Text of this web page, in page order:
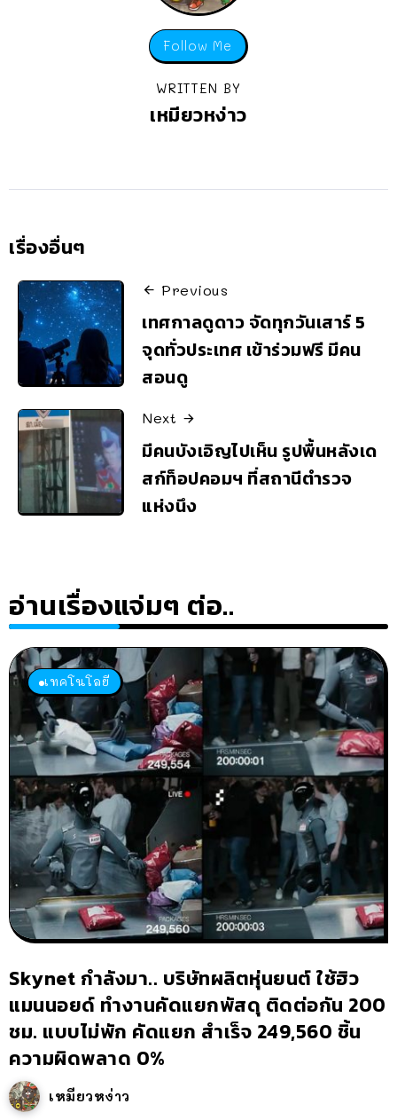
Follow Me
WRITTEN BY
เหมียวหง่าว
เรื่องอื่นๆ
Previous
เทศกาลดูดาว จัดทุกวันเสาร์ 5
จุดทั่วประเทศ เข้าร่วมฟรี มีคน
สอนดู
Next
มีคนบังเอิญไปเห็น รูปพื้นหลังเด
สก์ท็อปคอมฯ ที่สถานีตำรวจ
แห่งนึง
อ่านเรื่องแจ่มๆ ต่อ..
เทคโนโลยี
Skynet กำลังมา.. บริษัทผลิตหุ่นยนต์ ใช้ฮิว
แมนนอยด์ ทำงานคัดแยกพัสดุ ติดต่อกัน 200
ชม. แบบไม่พัก คัดแยก สำเร็จ 249,560 ชิ้น
ความผิดพลาด 0%
เหมียวหง่าว